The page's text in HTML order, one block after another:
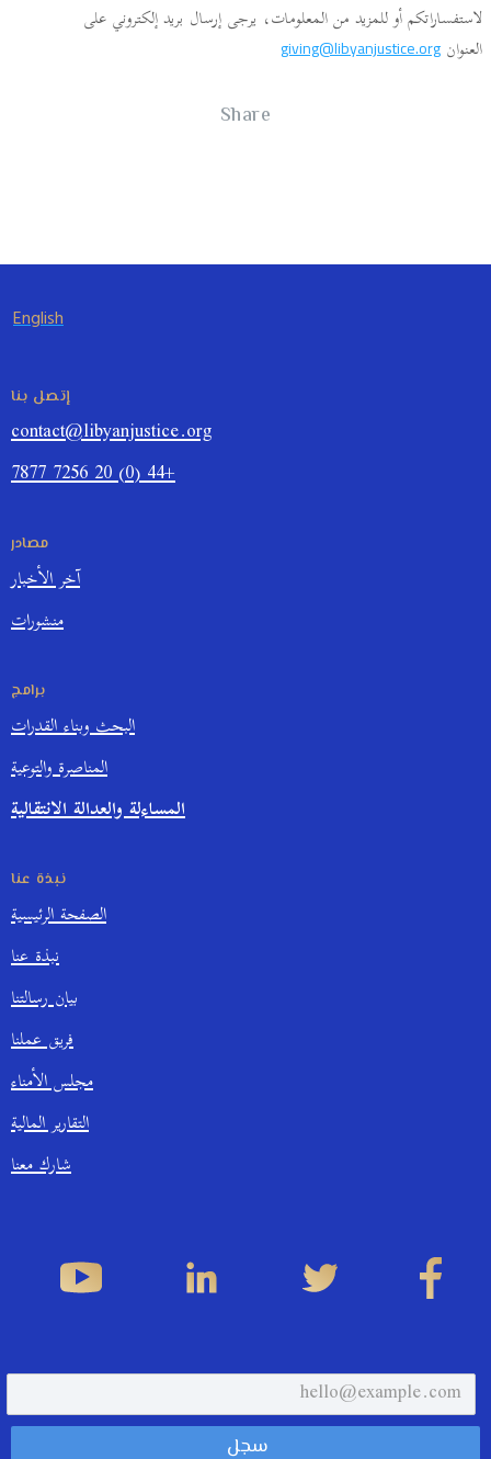
لاستفساراتكم أو للمزيد من المعلومات، يرجى إرسال بريد إلكتروني على
العنوان giving@libyanjustice.org
Share
English
إتصل بنا
contact@libyanjustice.org
+44 (0) 20 7256 7877
مصادر
آخر الأخبار
منشورات
برامج
البحث وبناء القدرات
المناصرة والتوعية
المساءلة والعدالة الانتقالية
نبذة عنا
الصفحة الرئيسية
نبذة عنا
بيان رسالتنا
فريق عملنا
مجلس الأمناء
التقارير المالية
شارك معنا